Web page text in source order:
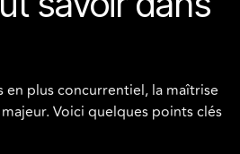
en plus concurrentiel, la maîtrise
Voici quelques points clés